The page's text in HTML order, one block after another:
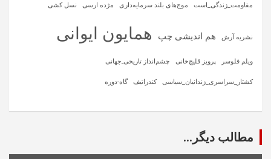
مقاومت_زندگی_است موج‌های بلند سرمایه‌داری مژده ارسی نسل کشی
نشریه آرش هم اندیشی چپ همایون ایوانی
ویلم فلوسر پرویز قلیچ‌خانی چشم‌انداز تاریخی‌ـ‌جهانی
کشتار_سراسری_زندانیان_سیاسی کندراتیف گاه-دوره
مطالب دیگر...